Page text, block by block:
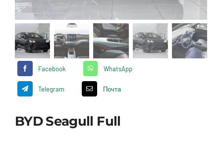
Facebook WhatsApp
Telegram Почта
BYD Seagull Full